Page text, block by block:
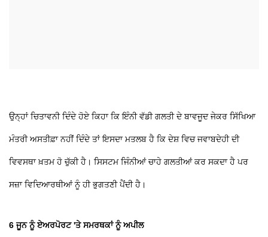
ਉਨ੍ਹਾਂ ਚਿਤਾਵਨੀ ਦਿੰਦੇ ਹੋਏ ਕਿਹਾ ਕਿ ਇੰਨੀ ਵੱਡੀ ਗਲਤੀ ਦੇ ਬਾਵਜੂਦ ਜੇਕਰ ਸਿੱਖਿਆ
ਮੰਤਰੀ ਅਸਤੀਫ਼ਾ ਨਹੀਂ ਦਿੰਦੇ ਤਾਂ ਇਸਦਾ ਮਤਲਬ ਹੈ ਕਿ ਦੇਸ਼ ਵਿਚ ਜਵਾਬਦੇਹੀ ਦੀ
ਵਿਵਸਥਾ ਖ਼ਤਮ ਹੋ ਚੁੱਕੀ ਹੈ। ਸਿਸਟਮ ਜਿੰਨੀਆਂ ਚਾਹੇ ਗਲਤੀਆਂ ਕਰ ਸਕਦਾ ਹੈ ਪਰ
ਸਜ਼ਾ ਵਿਦਿਆਰਥੀਆਂ ਨੂੰ ਹੀ ਭੁਗਤਣੀ ਪੈਂਦੀ ਹੈ।
6 ਜੂਨ ਨੂੰ ਏਅਰਪੋਰਟ 'ਤੇ ਸਮਰਥਕਾਂ ਨੂੰ ਅਪੀਲ